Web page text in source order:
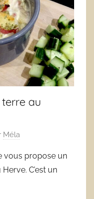
au
Méla
vous propose un
C’est un